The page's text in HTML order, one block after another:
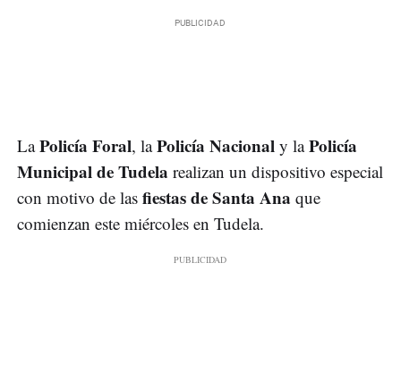
LaPolicía Foral, laPolicía Nacional y laPolicía
Municipal de Tudela realizan un dispositivo especial
con motivo de las fiestas de Santa Ana que
comienzan este miércoles en Tudela.